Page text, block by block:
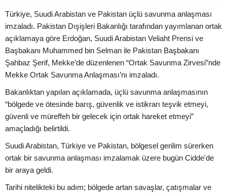
Türkiye, Suudi Arabistan ve Pakistan üçlü savunma anlaşması
imzaladı. Pakistan Dışişleri Bakanlığı tarafından yayımlanan ortak
açıklamaya göre Erdoğan, Suudi Arabistan Veliaht Prensi ve
Başbakanı Muhammed bin Selman ile Pakistan Başbakanı
Şahbaz Şerif, Mekke’de düzenlenen “Ortak Savunma Zirvesi”nde
Mekke Ortak Savunma Anlaşması’nı imzaladı.
Bakanlıktan yapılan açıklamada, üçlü savunma anlaşmasının
“bölgede ve ötesinde barış, güvenlik ve istikrarı teşvik etmeyi,
güvenli ve müreffeh bir gelecek için ortak hareket etmeyi”
amaçladığı belirtildi.
Suudi Arabistan, Türkiye ve Pakistan, bölgesel gerilim sürerken
ortak bir savunma anlaşması imzalamak üzere bugün Cidde'de
bir araya geldi.
Tarihi nitelikteki bu adım; bölgede artan savaşlar, çatışmalar ve